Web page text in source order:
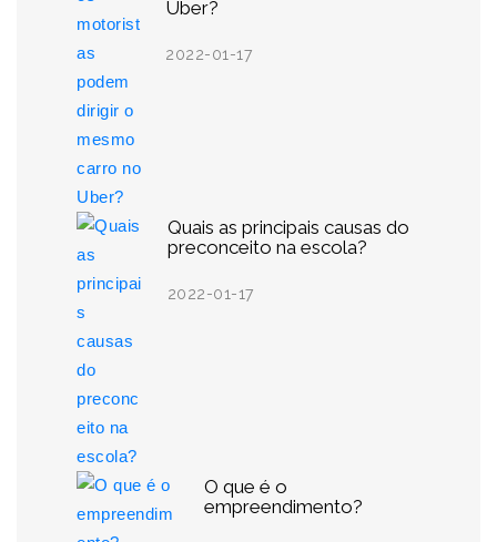
Uber?
2022-01-17
Quais as principais causas do
preconceito na escola?
2022-01-17
O que é o
empreendimento?